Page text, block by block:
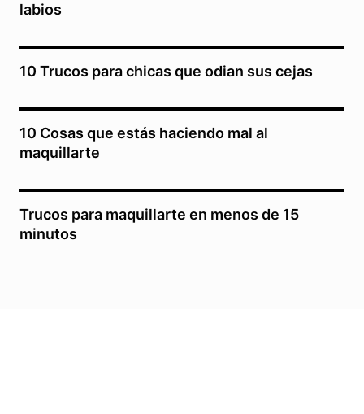
labios
10 Trucos para chicas que odian sus cejas
10 Cosas que estás haciendo mal al
maquillarte
Trucos para maquillarte en menos de 15
minutos